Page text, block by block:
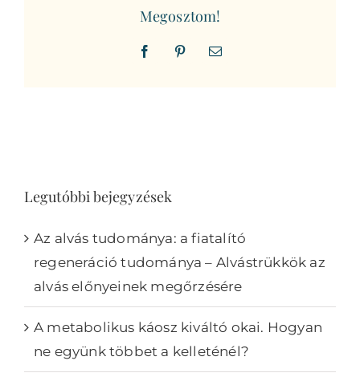
Megosztom!
FacebookPinterestEmail
Legutóbbi bejegyzések
Az alvás tudománya: a fiatalító
regeneráció tudománya – Alvástrükkök az
alvás előnyeinek megőrzésére
A metabolikus káosz kiváltó okai. Hogyan
ne együnk többet a kelleténél?